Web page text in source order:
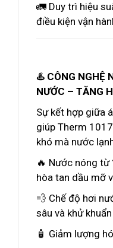
🚛 Duy trì hiệu
điều kiện vận
♨️ CÔNG NGHỆ
NƯỚC – TĂNG
Sự kết hợp giữa
giúp Therm
khó mà nước
🔥 Nước nóng từ
hòa tan dầu mỡ
💨 Chế độ hơi
sâu và khử
🧴 Giảm lượng